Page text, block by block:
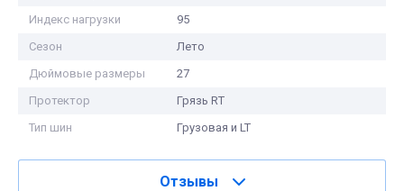
Индекс нагрузки
95
Сезон
Лето
Дюймовые размеры
27
Протектор
Грязь RТ
Тип шин
Грузовая и LT
Отзывы